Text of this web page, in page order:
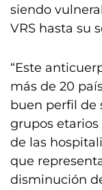
siendo
VRS hasta su
“Este
más de 20
buen perfil de
grupos
de las
que
disminución